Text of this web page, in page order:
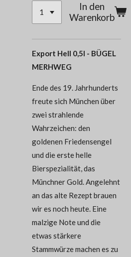
In den
Warenkorb
Export Hell 0,5l - BÜGEL
MERHWEG
Ende des 19. Jahrhunderts
freute sich München über
zwei strahlende
Wahrzeichen: den
goldenen Friedensengel
und die erste helle
Bierspezialität, das
Münchner Gold. Angelehnt
an das alte Rezept brauen
wir es noch heute. Eine
malzige Note und die
etwas stärkere
Stammwürze machen es zu